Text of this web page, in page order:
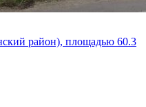
район), площадью 60.3